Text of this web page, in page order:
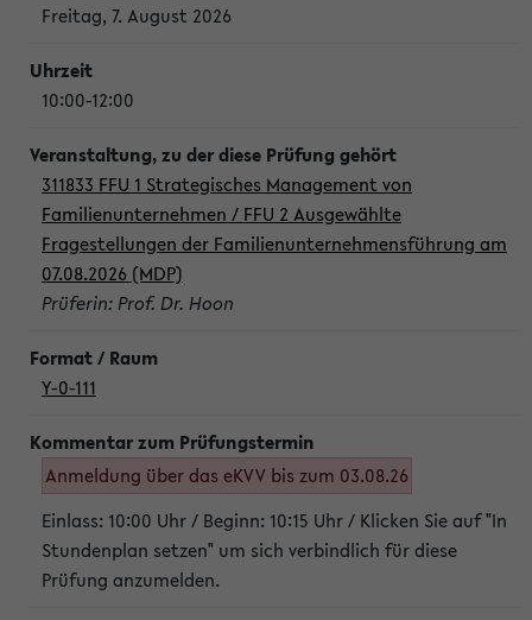
Freitag, 7. August 2026
10:00-12:00
311833 FFU 1 Strategisches Management von
Familienunternehmen / FFU 2 Ausgewählte
Fragestellungen der Familienunternehmensführung am
07.08.2026 (MDP)
Prüferin: Prof. Dr. Hoon
Y-0-111
Anmeldung über das eKVV bis zum 03.08.26
Einlass: 10:00 Uhr / Beginn: 10:15 Uhr / Klicken Sie auf "In
Stundenplan setzen" um sich verbindlich für diese
Prüfung anzumelden.